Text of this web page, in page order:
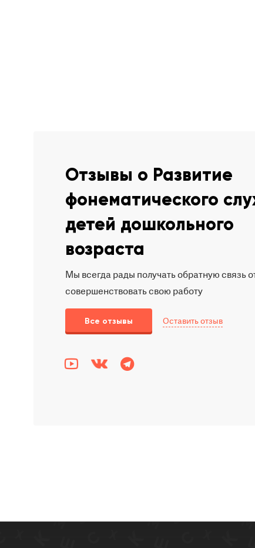
Отзывы о Развитие
фонематического
детей дошкольного
возраста
Мы всегда рады получать обратную связь
совершенствовать свою работу
Все отзывы Оставить отзыв